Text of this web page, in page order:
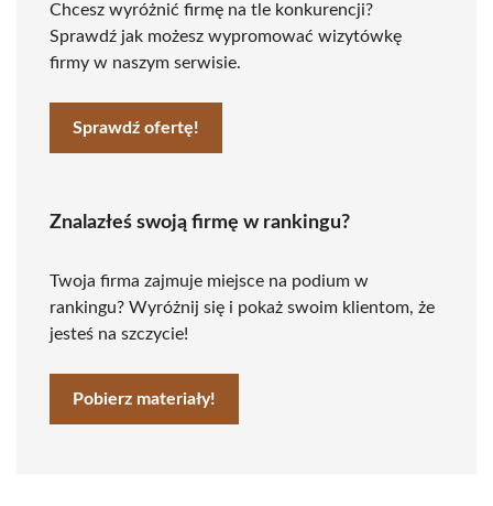
Chcesz wyróżnić firmę na tle konkurencji?
Sprawdź jak możesz wypromować wizytówkę
firmy w naszym serwisie.
Sprawdź ofertę!
Znalazłeś swoją firmę w rankingu?
Twoja firma zajmuje miejsce na podium w
rankingu? Wyróżnij się i pokaż swoim klientom, że
jesteś na szczycie!
Pobierz materiały!